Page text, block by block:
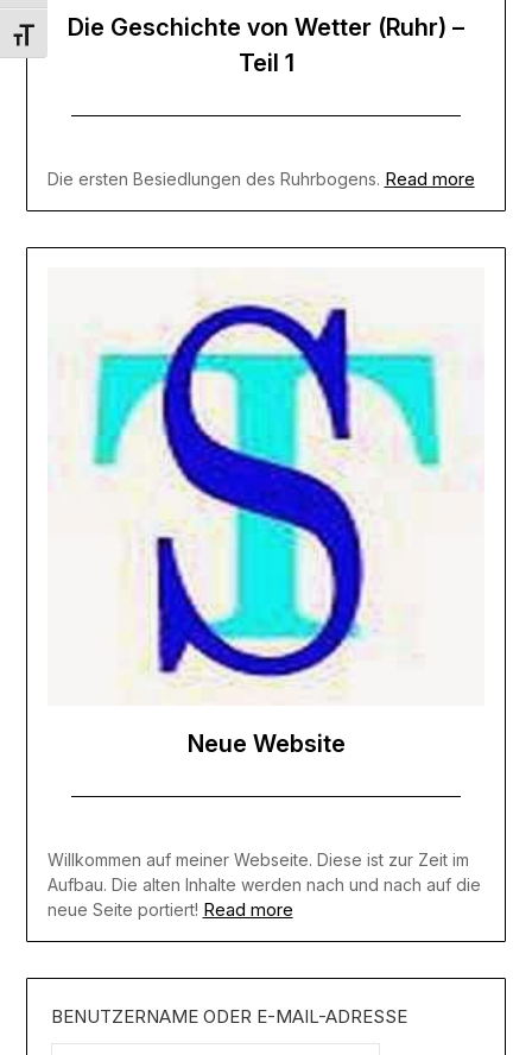
Schrift vergrößern
Die Geschichte von Wetter (Ruhr) –
Teil 1
Die ersten Besiedlungen des Ruhrbogens. Read more
Neue Website
Willkommen auf meiner Webseite. Diese ist zur Zeit im
Aufbau. Die alten Inhalte werden nach und nach auf die
neue Seite portiert! Read more
BENUTZERNAME ODER E-MAIL-ADRESSE